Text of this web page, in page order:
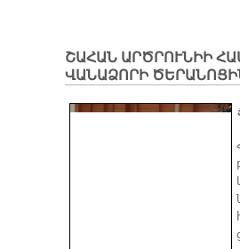
ՇԱՀԱՆ ԱՐԾՐՈՒՆԻԻ
ՎԱՆԱՁՈՐԻ